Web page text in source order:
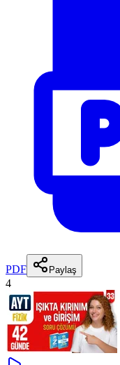
PDF Paylaş
4